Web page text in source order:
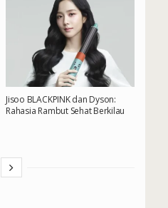
Jisoo BLACKPINK dan Dyson:
Rahasia Rambut Sehat Berkilau